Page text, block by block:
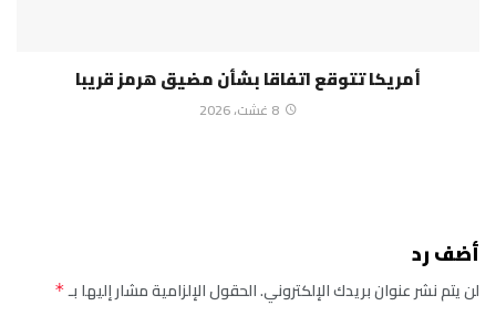
أمريكا تتوقع اتفاقا بشأن مضيق هرمز قريبا
8 غشت، 2026
أضف رد
لن يتم نشر عنوان بريدك الإلكتروني.الحقول الإلزامية مشار إليها بـ*